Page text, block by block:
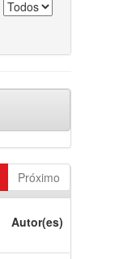
Próximo
Autor(es)